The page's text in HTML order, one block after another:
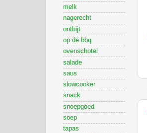
melk
nagerecht
ontbijt
op de bbq
ovenschotel
salade
saus
slowcooker
snack
snoepgoed
soep
tapas